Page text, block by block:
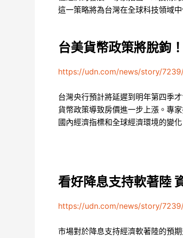
這一策略將為台灣在全球科技領域
台美貨幣政策將脫鉤
https://udn.com/news/story/
台灣央行預計將延遲到明年第四季
貨幣政策導致房價進一步上漲。專
國內經濟指標和全球經濟環境的變化
看好降息支持軟著陸
https://udn.com/news/story/
市場對於降息支持經濟軟著陸的預